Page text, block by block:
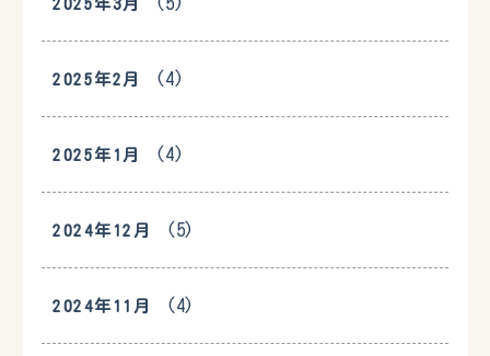
2025年3月
2025年2月 (4)
2025年1月 (4)
2024年12月 (5)
2024年11月 (4)